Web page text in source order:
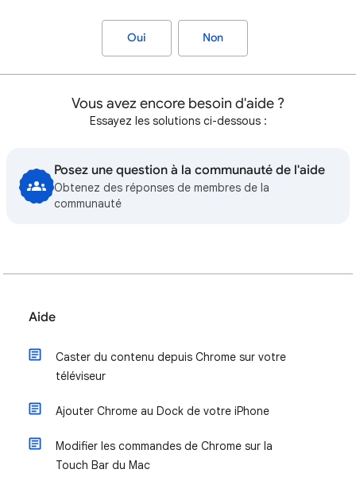
Oui Non
Vous avez encore besoin d'aide ?
Essayez les solutions ci-dessous :
Posez une question à la communauté de l'aide
Obtenez des réponses de membres de la
communauté
Aide
Caster du contenu depuis Chrome sur votre
téléviseur
Ajouter Chrome au Dock de votre iPhone
Modifier les commandes de Chrome sur la
Touch Bar du Mac